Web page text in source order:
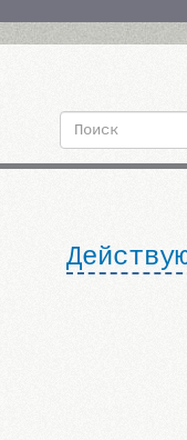
Форма
Поиск